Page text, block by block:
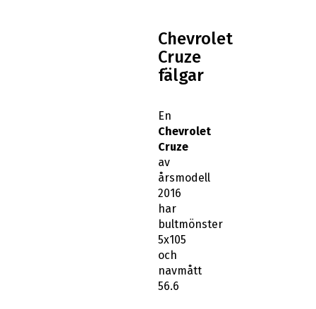
Chevrolet
Cruze
fälgar
En
Chevrolet
Cruze
av
årsmodell
2016
har
bultmönster
5x105
och
navmått
56.6